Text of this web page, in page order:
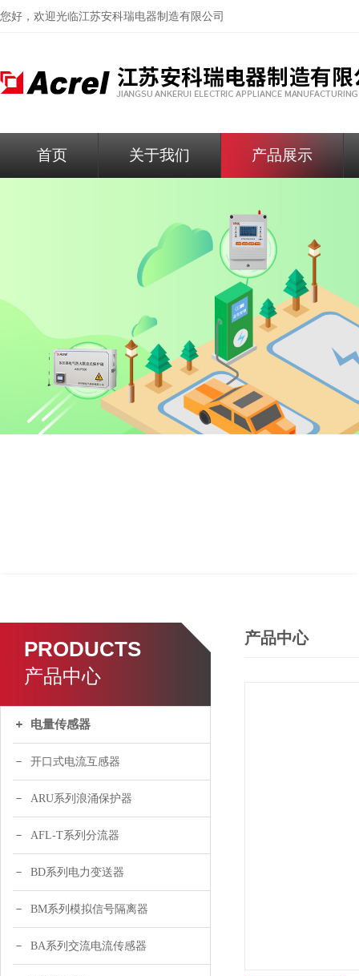
您好，欢迎光临江苏安科瑞电器制造有限公司
首页 关于我们 产品展示
PRODUCTS
产品中心
电量传感器
开口式电流互感器
ARU系列浪涌保护器
AFL-T系列分流器
BD系列电力变送器
BM系列模拟信号隔离器
BA系列交流电流传感器
产品中心